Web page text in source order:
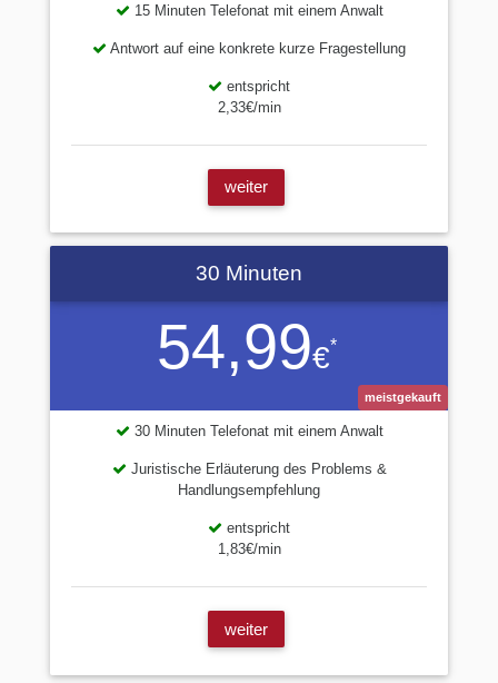
15 Minuten Telefonat mit einem Anwalt
Antwort auf eine konkrete kurze Fragestellung
entspricht
2,33€/min
weiter
54,99€*
30 Minuten
meistgekauft
30 Minuten Telefonat mit einem Anwalt
Juristische Erläuterung des Problems &
Handlungsempfehlung
entspricht
1,83€/min
weiter